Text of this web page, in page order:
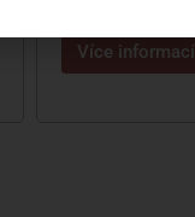
Více informací